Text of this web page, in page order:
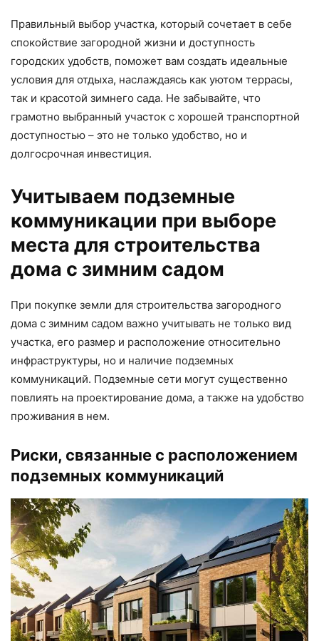
Правильный выбор участка, который сочетает в себе
спокойствие загородной жизни и доступность
городских удобств, поможет вам создать идеальные
условия для отдыха, наслаждаясь как уютом террасы,
так и красотой зимнего сада. Не забывайте, что
грамотно выбранный участок с хорошей транспортной
доступностью – это не только удобство, но и
долгосрочная инвестиция.
Учитываем подземные
коммуникации при выборе
места для строительства
дома с зимним садом
При покупке земли для строительства загородного
дома с зимним садом важно учитывать не только вид
участка, его размер и расположение относительно
инфраструктуры, но и наличие подземных
коммуникаций. Подземные сети могут существенно
повлиять на проектирование дома, а также на удобство
проживания в нем.
Риски, связанные с расположением
подземных коммуникаций